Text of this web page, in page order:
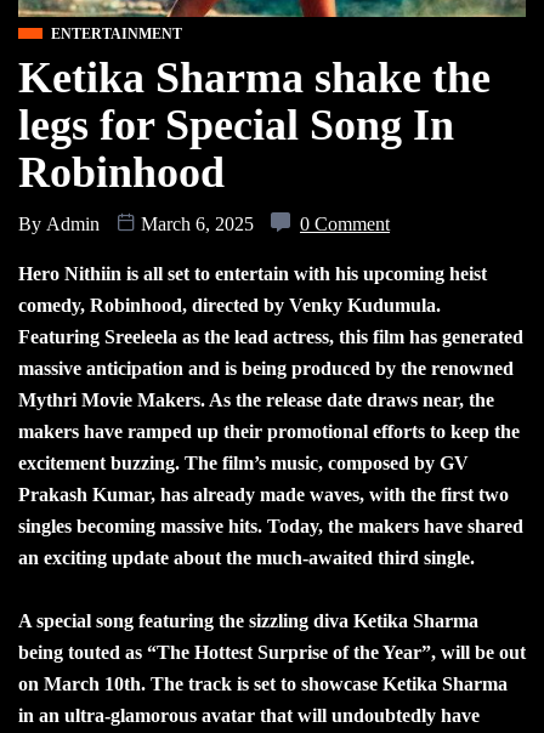
ENTERTAINMENT
Ketika Sharma shake the
legs for Special Song In
Robinhood
By Admin March 6, 2025 0 Comment
Hero Nithiin is all set to entertain with his upcoming heist
comedy, Robinhood, directed by Venky Kudumula.
Featuring Sreeleela as the lead actress, this film has generated
massive anticipation and is being produced by the renowned
Mythri Movie Makers. As the release date draws near, the
makers have ramped up their promotional efforts to keep the
excitement buzzing. The film’s music, composed by GV
Prakash Kumar, has already made waves, with the first two
singles becoming massive hits. Today, the makers have shared
an exciting update about the much-awaited third single.
A special song featuring the sizzling diva Ketika Sharma
being touted as “The Hottest Surprise of the Year”, will be out
on March 10th. The track is set to showcase Ketika Sharma
in an ultra-glamorous avatar that will undoubtedly have